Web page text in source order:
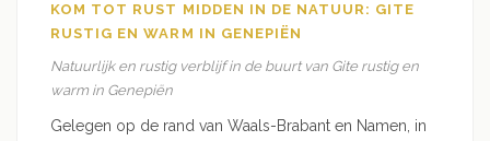
KOM TOT RUST MIDDEN IN DE NATUUR: GITE
RUSTIG EN WARM IN GENEPIËN
Natuurlijk en rustig verblijf in de buurt van Gite rustig en
warm in Genepiën
Gelegen op de rand van Waals-Brabant en Namen, in